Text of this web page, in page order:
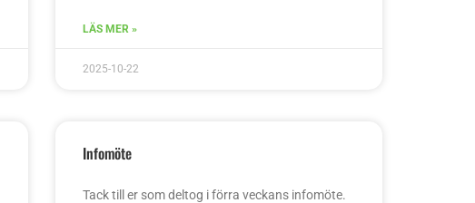
LÄS MER »
2025-10-22
Infomöte
Tack till er som deltog i förra veckans infomöte.